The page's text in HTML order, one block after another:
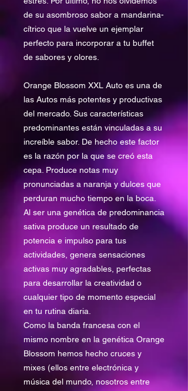
de su asombroso sabor a mandarina-
cítrico que la vuelve un ejemplar
perfecto para incorporar a tu buffet
de sabores y olores.
Orange Blossom XXL Auto es una de
las Autos más potentes y productivas
del mercado. Sus características
predominantes están vinculadas a su
increíble sabor. De hecho este factor
es la razón por la que se creó esta
cepa. Produce notas muy
pronunciadas a naranja y dulces que
perduran mucho tiempo en la boca.
Al ser una genética de predominancia
sativa produce un resultado de
potencia e impulso para tus
actividades, genera sensaciones
activas muy agradables, perfectas
para desarrollar la creatividad o
cualquier tipo de momento especial
en tu rutina diaria.
Como la banda francesa con el
mismo nombre en la genética Orange
Blossom hemos hecho cruces y
mixes (ellos entre electrónica y
música del mundo, nosotros entre